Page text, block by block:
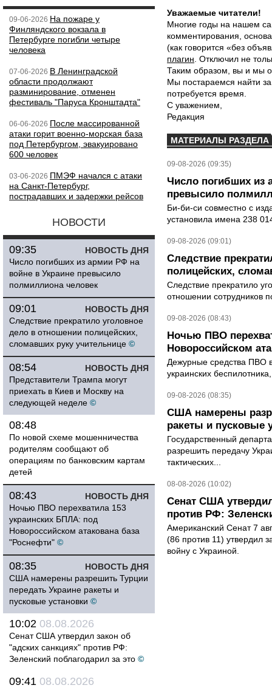
09-06-2026 На пожаре у
Финляндского вокзала в
Петербурге погибли четыре
человека
07-06-2026 В Ленинградской
области продолжают
разминирование, отменен
фестиваль "Паруса Кронштадта"
06-06-2026 После массированной
атаки горит военно-морская база
под Петербургом, эвакуировано
600 человек
03-06-2026 ПМЭФ начался с атаки
на Санкт-Петербург,
пострадавших и задержки рейсов
НОВОСТИ
НОВОСТЬ ДНЯ
09:35
Число погибших из армии РФ на
войне в Украине превысило
полмиллиона человек
НОВОСТЬ ДНЯ
09:01
Следствие прекратило уголовное
дело в отношении полицейских,
сломавших руку учительнице ©
НОВОСТЬ ДНЯ
08:54
Представители Трампа могут
приехать в Киев и Москву на
следующей неделе ©
08:48
По новой схеме мошенничества
родителям сообщают об
операциям по банковским картам
детей
НОВОСТЬ ДНЯ
08:43
Ночью ПВО перехватила 153
украинских БПЛА: под
Новороссийском атакована база
"Роснефти" ©
НОВОСТЬ ДНЯ
08:35
США намерены разрешить Турции
передать Украине ракеты и
пусковые установки ©
10:02 08.08.2026
Сенат США утвердил закон об
"адских санкциях" против РФ:
Зеленский поблагодарил за это ©
09:41 08.08.2026
Уважаемые читатели!
Многие годы на нашем
комментирования,
(как говорится «без
плагин . Отключил не
Таким образом, вы и мы
Мы постараемся найти
потребуется время.
С уважением,
Редакция
МАТЕРИАЛЫ РАЗДЕЛА
09-08-2026 (09:35)
Число погибших из
превысило
Би-би-си совместно с
установила имена 238
09-08-2026 (09:01)
Следствие
полицейских,
Следствие прекратило
отношении сотрудников
09-08-2026 (08:43)
Ночью ПВО
Новороссийском
Дежурные средства ПВО
украинских
09-08-2026 (08:35)
США намерены
ракеты и пусковые
Государственный
разрешить передачу
тактических...
08-08-2026 (10:02)
Сенат США
против РФ:
Американский Сенат 7
(86 против 11) утвердил
войну с Украиной.